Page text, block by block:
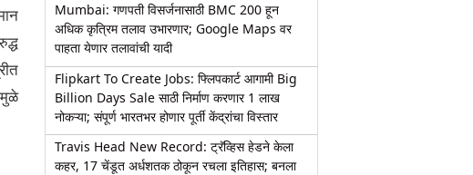
Mumbai: गणपती विसर्जनासाठी BMC 200 हून
अधिक कृत्रिम तलाव उभारणार; Google Maps वर
पाहता येणार तलावांची यादी
Flipkart To Create Jobs: फ्लिपकार्ट आगामी Big
Billion Days Sale साठी निर्माण करणार 1 लाख
नोकऱ्या; संपूर्ण भारतभर होणार पूर्ती केंद्रांचा विस्तार
Travis Head New Record: ट्रॅव्हिस हेडने केला
कहर, 17 चेंडूत अर्धशतक ठोकून रचला इतिहास; बनला